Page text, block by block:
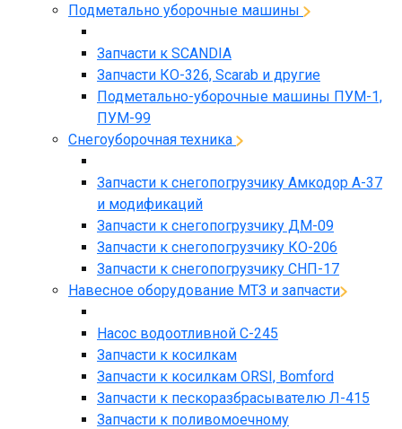
Подметально уборочные машины
Запчасти к SCANDIA
Запчасти КО-326, Scarab и другие
Подметально-уборочные машины ПУМ-1,
ПУМ-99
Снегоуборочная техника
Запчасти к снегопогрузчику Амкодор А-37
и модификаций
Запчасти к снегопогрузчику ДМ-09
Запчасти к снегопогрузчику КО-206
Запчасти к снегопогрузчику СНП-17
Навесное оборудование МТЗ и запчасти
Насос водоотливной С-245
Запчасти к косилкам
Запчасти к косилкам ORSI, Bomford
Запчасти к пескоразбрасывателю Л-415
Запчасти к поливомоечному